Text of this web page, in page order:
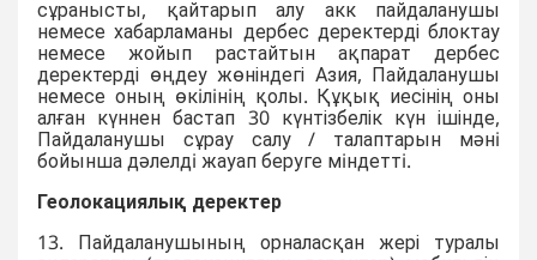
сұранысты, қайтарып алу акк пайдаланушы
немесе хабарламаны дербес деректерді блоктау
немесе жойып растайтын ақпарат дербес
деректерді өңдеу жөніндегі Азия, Пайдаланушы
немесе оның өкiлiнiң қолы. Құқық иесінің оны
алған күннен бастап 30 күнтізбелік күн ішінде,
Пайдаланушы сұрау салу / талаптарын мәнi
бойынша дәлелдi жауап беруге мiндеттi.
Геолокациялық деректер
13. Пайдаланушының орналасқан жері туралы